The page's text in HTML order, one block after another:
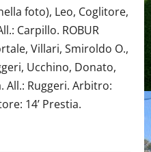
foto), Leo, Coglitore,
Carpillo. ROBUR
Villari, Smiroldo O.,
Ucchino, Donato,
All.: Ruggeri. Arbitro:
14’ Prestia.